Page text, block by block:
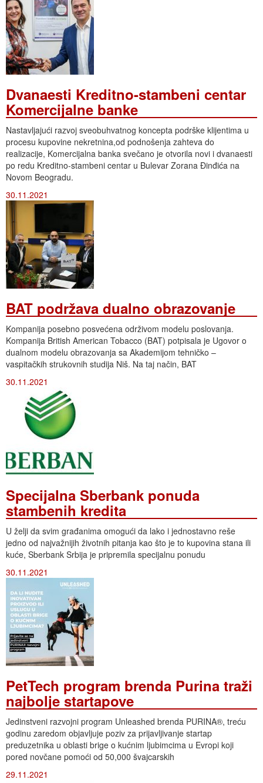
Dvanaesti Kreditno-stambeni centar
Komercijalne banke
Nastavljajući razvoj sveobuhvatnog koncepta podrške klijentima u
procesu kupovine nekretnina,od podnošenja zahteva do
realizacije, Komercijalna banka svečano je otvorila novi i dvanaesti
po redu Kreditno-stambeni centar u Bulevar Zorana Đinđića na
Novom Beogradu.
30.11.2021
BAT podržava dualno obrazovanje
Kompanija posebno posvećena održivom modelu poslovanja.
Kompanija British American Tobacco (BAT) potpisala je Ugovor o
dualnom modelu obrazovanja sa Akademijom tehničko –
vaspitačkih strukovnih studija Niš. Na taj način, BAT
30.11.2021
Specijalna Sberbank ponuda
stambenih kredita
U želji da svim građanima omogući da lako i jednostavno reše
jedno od najvažnijih životnih pitanja kao što je to kupovina stana ili
kuće, Sberbank Srbija je pripremila specijalnu ponudu
30.11.2021
PetTech program brenda Purina traži
najbolje startapove
Jedinstveni razvojni program Unleashed brenda PURINA®, treću
godinu zaredom objavljuje poziv za prijavljivanje startap
preduzetnika u oblasti brige o kućnim ljubimcima u Evropi koji
pored novčane pomoći od 50,000 švajcarskih
29.11.2021